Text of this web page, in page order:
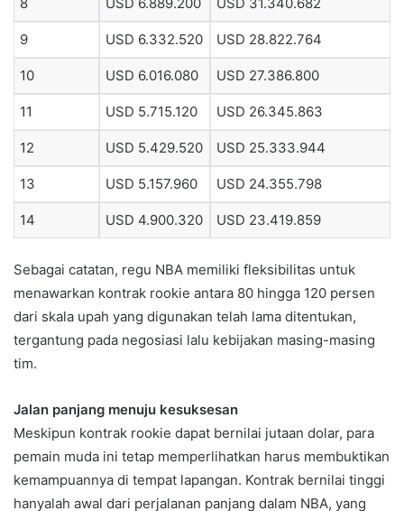
9 USD 6.332.520 USD 28.822.764
10 USD 6.016.080 USD 27.386.800
11 USD 5.715.120 USD 26.345.863
12 USD 5.429.520 USD 25.333.944
13 USD 5.157.960 USD 24.355.798
14 USD 4.900.320 USD 23.419.859
Sebagai catatan, regu NBA memiliki fleksibilitas untuk
menawarkan kontrak rookie antara 80 hingga 120 persen
dari skala upah yang digunakan telah lama ditentukan,
tergantung pada negosiasi lalu kebijakan masing-masing
tim.
Jalan panjang menuju kesuksesan
Meskipun kontrak rookie dapat bernilai jutaan dolar, para
pemain muda ini tetap memperlihatkan harus membuktikan
kemampuannya di tempat lapangan. Kontrak bernilai tinggi
hanyalah awal dari perjalanan panjang dalam NBA, yang